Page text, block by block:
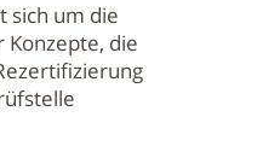
um die
die